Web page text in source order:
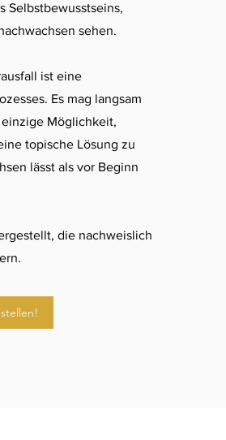
Selbstbewusstseins,
sehen.
ist eine
Es mag langsam
Möglichkeit,
topische Lösung zu
lässt als vor Beginn
die nachweislich